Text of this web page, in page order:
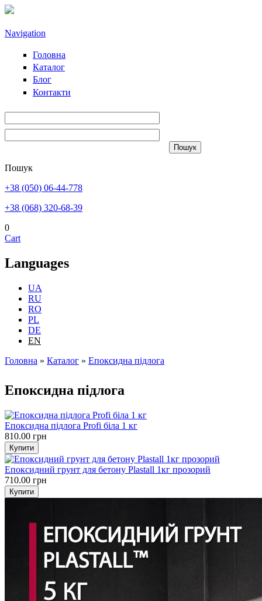
Skip to main content
Navigation
Головна
Каталог
Блог
Контакти
Пошук
+38 (050) 06-44-778
+38 (068) 320-68-39
0
Cart
Languages
UA
RU
RO
PL
DE
EN
Головна » Каталог » Епоксидна підлога
Епоксидна підлога
Епоксидна підлога Profi біла 1 кг
810.00 грн
Епоксидний грунт для бетону Plastall 1кг прозорий
710.00 грн